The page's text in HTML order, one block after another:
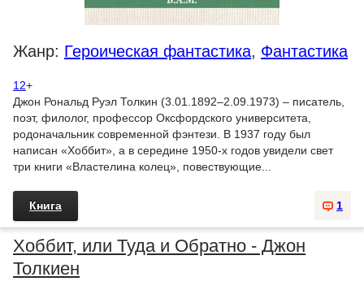
Жанр: Героическая фантастика, Фантастика
12+
Джон Рональд Руэл Толкин (3.01.1892–2.09.1973) – писатель,
поэт, филолог, профессор Оксфордского университета,
родоначальник современной фэнтези. В 1937 году был
написан «Хоббит», а в середине 1950-х годов увидели свет
три книги «Властелина колец», повествующие...
1
Книга
Хоббит, или Туда и Обратно - Джон
Толкиен